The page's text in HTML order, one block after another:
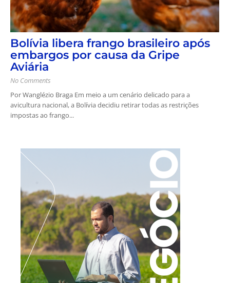
Bolívia libera frango brasileiro após
embargos por causa da Gripe
Aviária
No Comments
Por Wanglézio Braga Em meio a um cenário delicado para a
avicultura nacional, a Bolívia decidiu retirar todas as restrições
impostas ao frango...